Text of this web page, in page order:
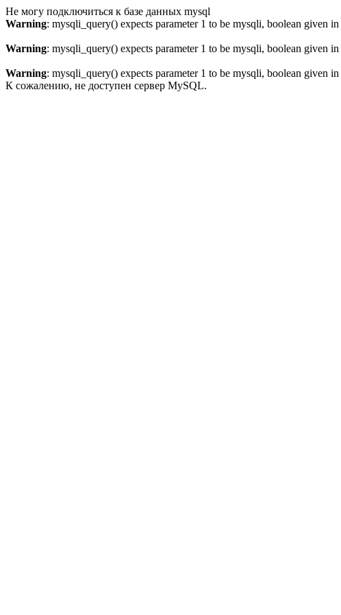
Не могу подключиться к базе данных mysql
Warning: mysqli_query() expects parameter 1 to be mysqli, boolean given in
Warning: mysqli_query() expects parameter 1 to be mysqli, boolean given in
Warning: mysqli_query() expects parameter 1 to be mysqli, boolean given in
К сожалению, не доступен сервер MySQL.